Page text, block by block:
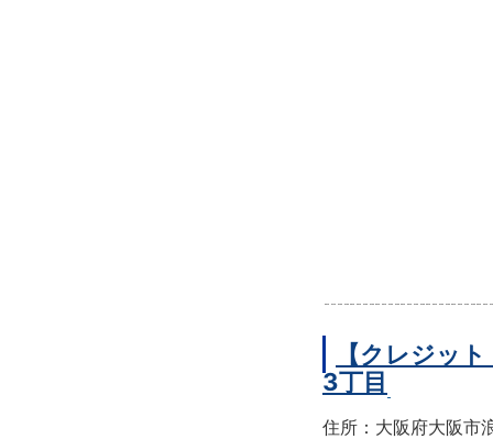
【クレジッ
3丁目
住所：大阪府大阪市